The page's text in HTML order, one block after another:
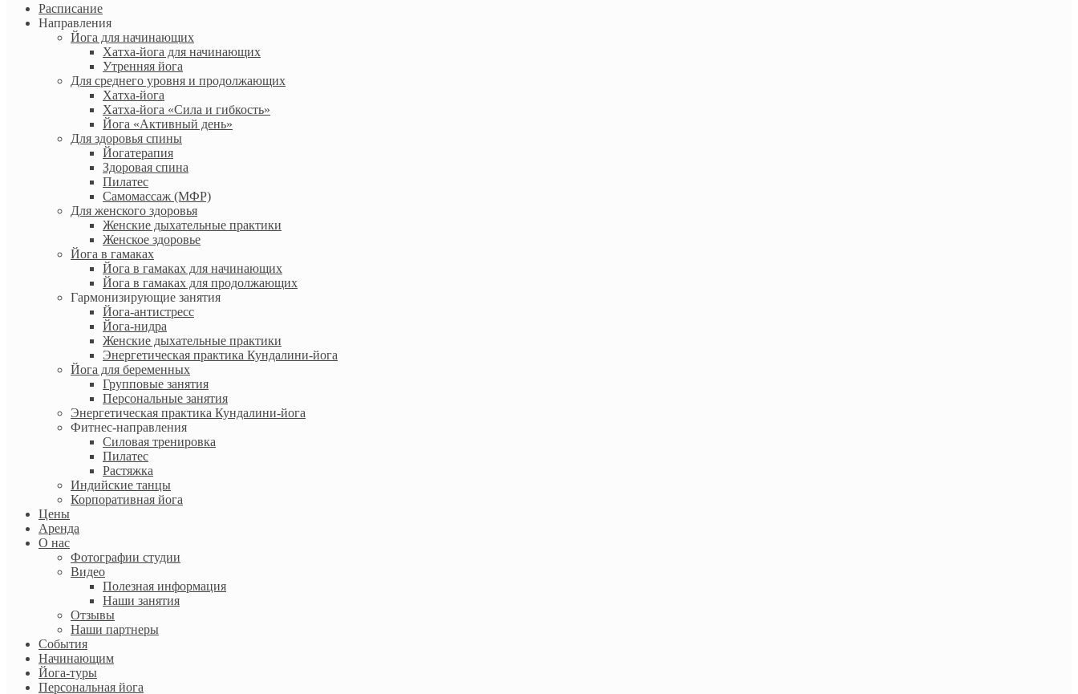
Расписание
Направления
Йога для начинающих
Хатха-йога для начинающих
Утренняя йога
Для среднего уровня и продолжающих
Хатха-йога
Хатха-йога «Сила и гибкость»
Йога «Активный день»
Для здоровья спины
Йогатерапия
Здоровая спина
Пилатес
Самомассаж (МФР)
Для женского здоровья
Женские дыхательные практики
Женское здоровье
Йога в гамаках
Йога в гамаках для начинающих
Йога в гамаках для продолжающих
Гармонизирующие занятия
Йога-антистресс
Йога-нидра
Женские дыхательные практики
Энергетическая практика Кундалини-йога
Йога для беременных
Групповые занятия
Персональные занятия
Энергетическая практика Кундалини-йога
Фитнес-направления
Силовая тренировка
Пилатес
Растяжка
Индийские танцы
Корпоративная йога
Цены
Аренда
О нас
Фотографии студии
Видео
Полезная информация
Наши занятия
Отзывы
Наши партнеры
События
Начинающим
Йога-туры
Персональная йога